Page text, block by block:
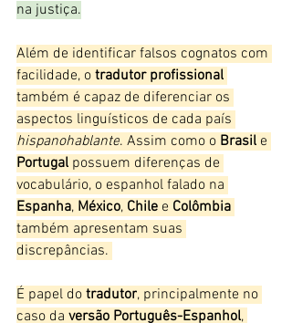
na justiça.
Além de identificar falsos cognatos com
facilidade, o tradutor profissional
também é capaz de diferenciar os
aspectos linguísticos de cada país
hispanohablante. Assim como o Brasil e
Portugal possuem diferenças de
vocabulário, o espanhol falado na
Espanha, México, Chile e Colômbia
também apresentam suas
discrepâncias.
É papel do tradutor, principalmente no
caso da versão Português-Espanhol,